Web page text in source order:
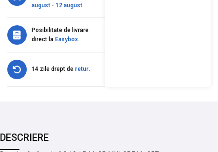
august - 12 august.
Posibilitate de livrare
direct la Easybox.
14 zile drept de retur.
DESCRIERE